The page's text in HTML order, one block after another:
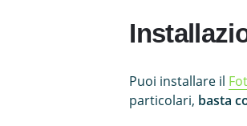
Puoi installare il
particolari, basta